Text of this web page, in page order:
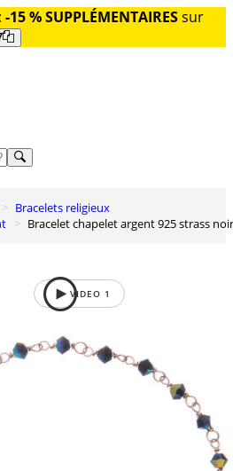
: -15 % SUPPLÉMENTAIRESsur
Bracelets religieux
Bracelet chapelet argent 925 strass
VIDEO 1